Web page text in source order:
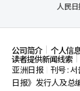
人民
公司简介 个人信
读者提供新闻线索
亚洲日报
刊号 :
日报》发行人及总